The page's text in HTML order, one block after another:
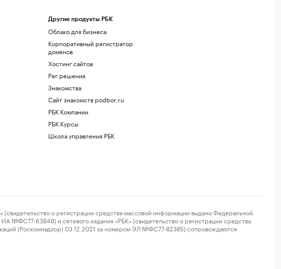
Другие продукты РБК
Облако для бизнеса
Корпоративный регистратор
доменов
Хостинг сайтов
Рег.решения
Знакомства
Сайт знакомств podbor.ru
РБК Компании
РБК Курсы
Школа управления РБК
о регистрации средства массовой информации выдано Федеральной
№ФС77-63848) и сетевого издания «РБК» (свидетельство о регистрации средства
(Роскомнадзор) 03.12.2021 за номером ЭЛ №ФС77-82385) сопровождаются